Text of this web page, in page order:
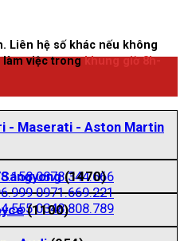
Liên hệ số khác nếu không
làm việc trongkhung giờ 8h-
0878.344.666
0971.669.221
0348.808.789
- Maserati - Aston Martin
(1470)
(1100)